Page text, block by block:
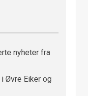
nyheter fra
Øvre Eiker og